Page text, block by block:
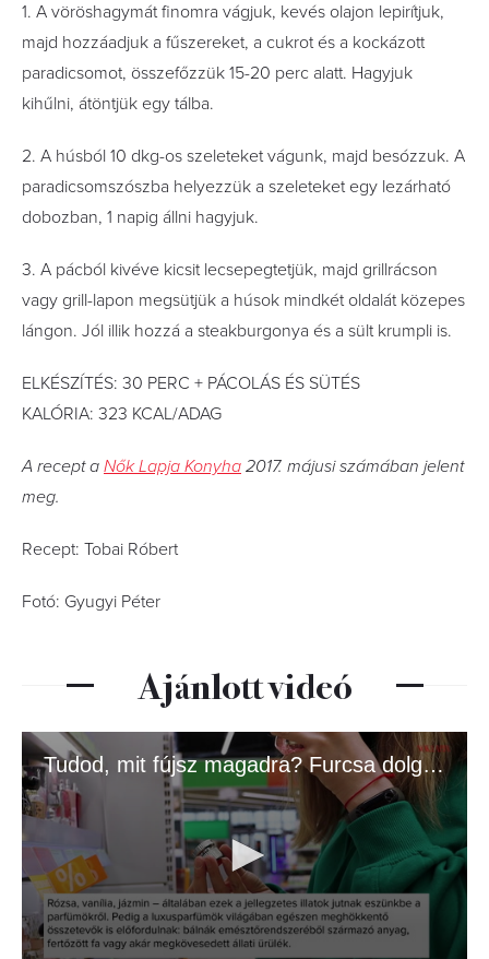
1. A vöröshagymát ﬁnomra vágjuk, kevés olajon lepirítjuk,
majd hozzáadjuk a fűszereket, a cukrot és a kockázott
paradicsomot, összefőzzük 15-20 perc alatt. Hagyjuk
kihűlni, átöntjük egy tálba.
2. A húsból 10 dkg-os szeleteket vágunk, majd besózzuk. A
paradicsomszószba helyezzük a szeleteket egy lezárható
dobozban, 1 napig állni hagyjuk.
3. A pácból kivéve kicsit lecsepegtetjük, majd grillrácson
vagy grill-lapon megsütjük a húsok mindkét oldalát közepes
lángon. Jól illik hozzá a steakburgonya és a sült krumpli is.
ELKÉSZÍTÉS: 30 PERC + PÁCOLÁS ÉS SÜTÉS
KALÓRIA: 323 KCAL/ADAG
A recept a Nők Lapja Konyha 2017. májusi számában jelent
meg.
Recept: Tobai Róbert
Fotó: Gyugyi Péter
Ajánlott videó
Tudod, mit fújsz magadra? Furcsa dolgok lehetnek a kedvenc parfümjeidben